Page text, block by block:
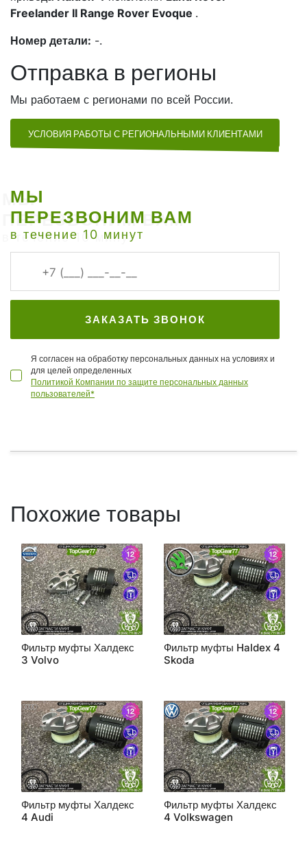
Freelander II Range Rover Evoque .
Номер детали: -.
Отправка в регионы
Мы работаем с регионами по всей России.
УСЛОВИЯ РАБОТЫ С РЕГИОНАЛЬНЫМИ КЛИЕНТАМИ
МЫ
ПЕРЕЗВОНИМ ВАМ
в течение 10 минут
ЗАКАЗАТЬ ЗВОНОК
Я согласен на обработку персональных данных на условиях и
для целей определенных
Политикой Компании по защите персональных данных
пользователей*
Похожие товары
Фильтр муфты Халдекс
3 Volvo
Фильтр муфты Haldex 4
Skoda
Фильтр муфты Халдекс
4 Audi
Фильтр муфты Халдекс
4 Volkswagen